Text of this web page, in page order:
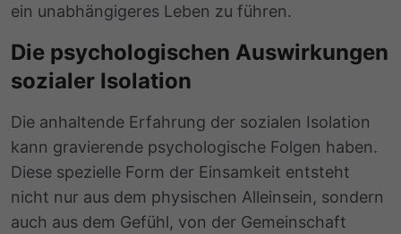
ein unabhängigeres Leben zu führen.
Die psychologischen Auswirkungen
sozialer Isolation
Die anhaltende Erfahrung der sozialen Isolation
kann gravierende psychologische Folgen haben.
Diese spezielle Form der Einsamkeit entsteht
nicht nur aus dem physischen Alleinsein, sondern
auch aus dem Gefühl, von der Gemeinschaft